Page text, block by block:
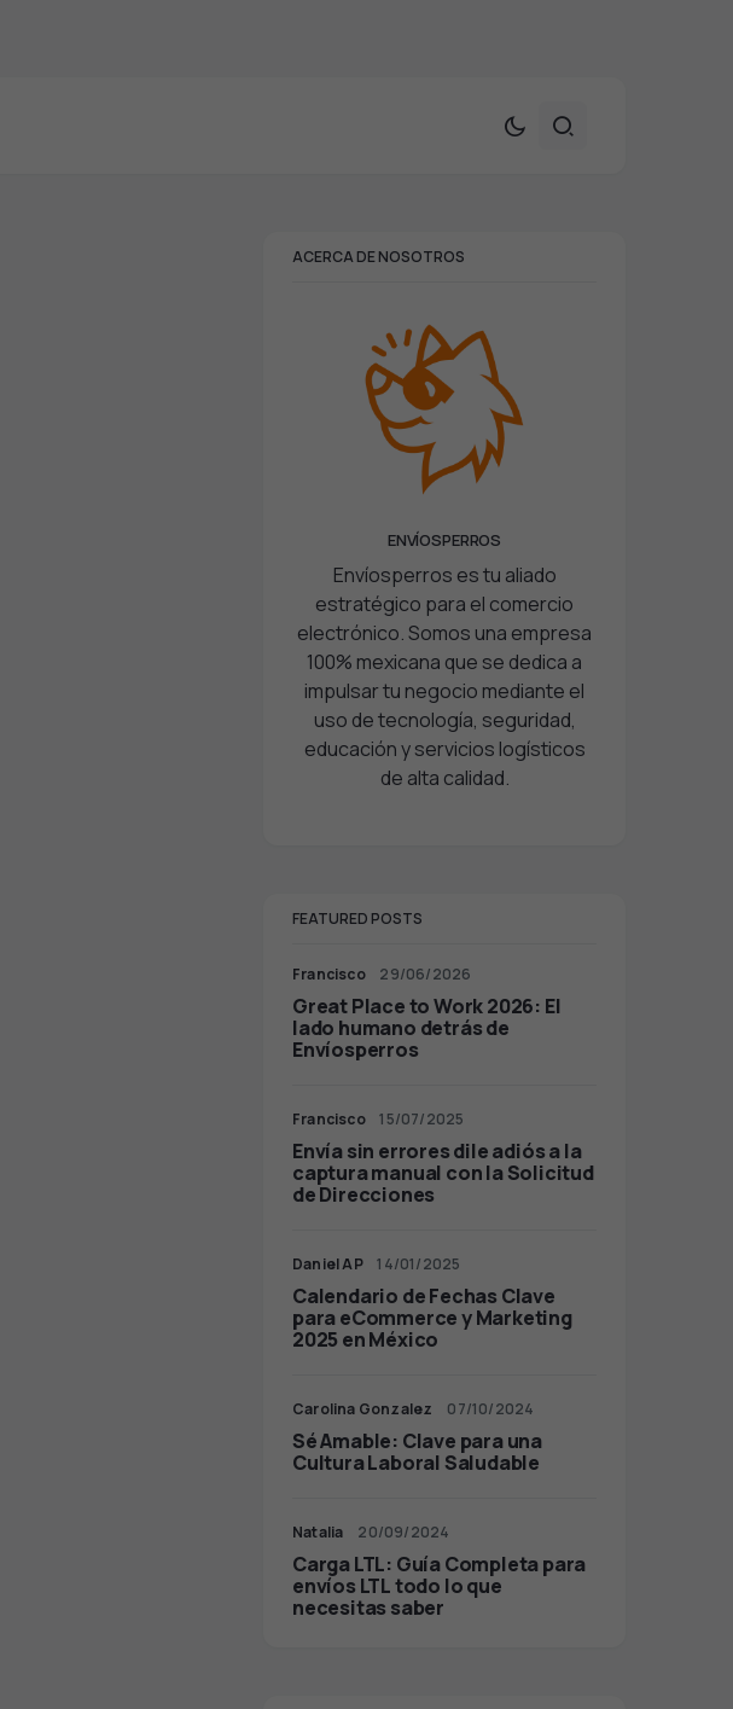
ACERCA DE NOSOTROS
ENVÍOSPERROS
Envíosperros es tu aliado
estratégico para el comercio
electrónico. Somos una empresa
100% mexicana que se dedica a
impulsar tu negocio mediante el
uso de tecnología, seguridad,
educación y servicios logísticos
de alta calidad.
FEATURED POSTS
Francisco 29/06/2026
Great Place to Work 2026: El
lado humano detrás de
Envíosperros
Francisco 15/07/2025
Envía sin errores dile adiós a la
captura manual con la Solicitud
de Direcciones
Daniel AP 14/01/2025
Calendario de Fechas Clave
para eCommerce y Marketing
2025 en México
Carolina Gonzalez 07/10/2024
Sé Amable: Clave para una
Cultura Laboral Saludable
Natalia 20/09/2024
Carga LTL: Guía Completa para
envíos LTL todo lo que
necesitas saber